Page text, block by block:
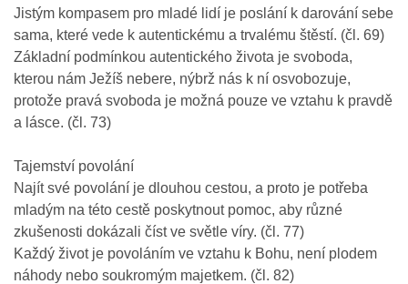
Jistým kompasem pro mladé lidí je poslání k darování sebe
sama, které vede k autentickému a trvalému štěstí. (čl. 69)
Základní podmínkou autentického života je svoboda,
kterou nám Ježíš nebere, nýbrž nás k ní osvobozuje,
protože pravá svoboda je možná pouze ve vztahu k pravdě
a lásce. (čl. 73)
Tajemství povolání
Najít své povolání je dlouhou cestou, a proto je potřeba
mladým na této cestě poskytnout pomoc, aby různé
zkušenosti dokázali číst ve světle víry. (čl. 77)
Každý život je povoláním ve vztahu k Bohu, není plodem
náhody nebo soukromým majetkem. (čl. 82)